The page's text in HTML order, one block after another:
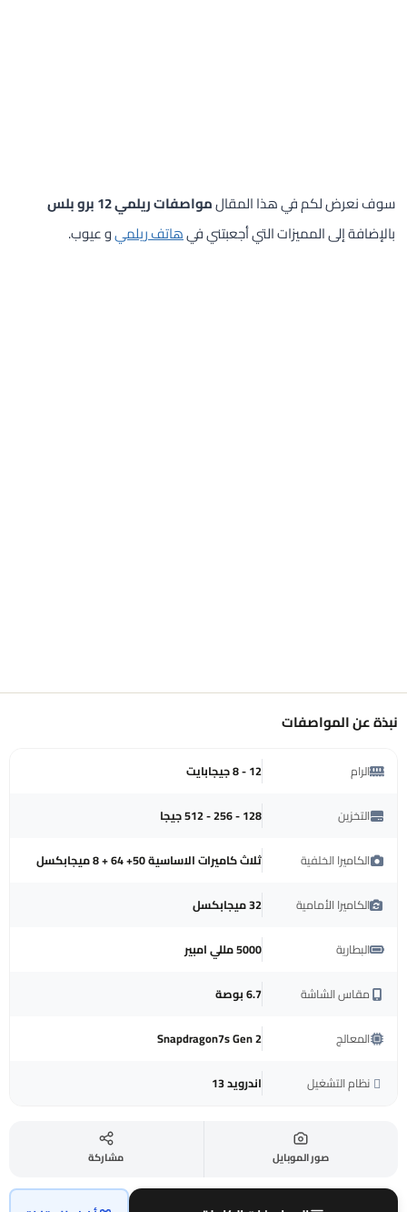
سوف نعرض لكم في هذا المقالمواصفات ريلمي 12 برو بلس
بالإضافة إلى المميزات التي أجعبتني فيهاتف ريلميو عيوب.
نبذة عن المواصفات
الرام 12 - 8 جيجابايت
التخزين 128 - 256 - 512 جيجا
الكاميرا الخلفية ثلاث كاميرات الاساسية 50+ 64 + 8 ميجابكسل
الكاميرا الأمامية 32 ميجابكسل
البطارية 5000 مللي امبير
مقاس الشاشة 6.7 بوصة
المعالج Snapdragon7s Gen 2
نظام التشغيل اندرويد 13
صور الموبايل مشاركة